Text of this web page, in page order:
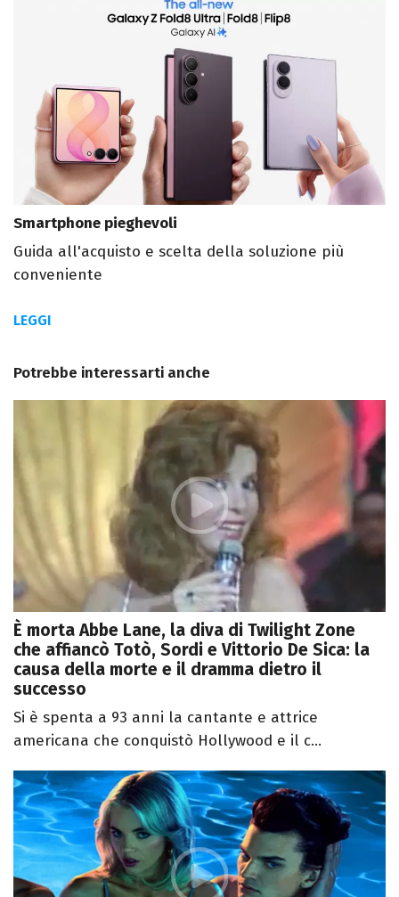
Smartphone pieghevoli
Guida all'acquisto e scelta della soluzione più
conveniente
LEGGI
Potrebbe interessarti anche
È morta Abbe Lane, la diva di Twilight Zone
che affiancò Totò, Sordi e Vittorio De Sica: la
causa della morte e il dramma dietro il
successo
Si è spenta a 93 anni la cantante e attrice
americana che conquistò Hollywood e il c...